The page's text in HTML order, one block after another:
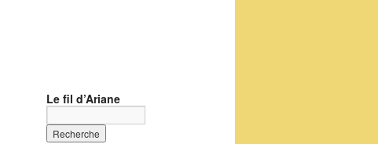
Le fil d’Ariane